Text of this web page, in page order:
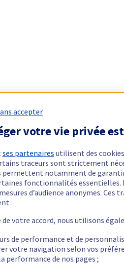
accepter
votre vie privée
ses partenaires utilisent des
traceurs sont strictement
permettent notamment de garantir
fonctionnalités essentielles.
d’audience anonymes. Ces
de votre accord, nous utilisons
de performance et de
votre navigation selon vos
performance de nos pages ;